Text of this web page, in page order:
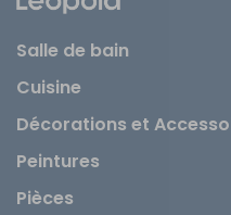
Salle de bain
Cuisine
Décorations et
Peintures
Pièces